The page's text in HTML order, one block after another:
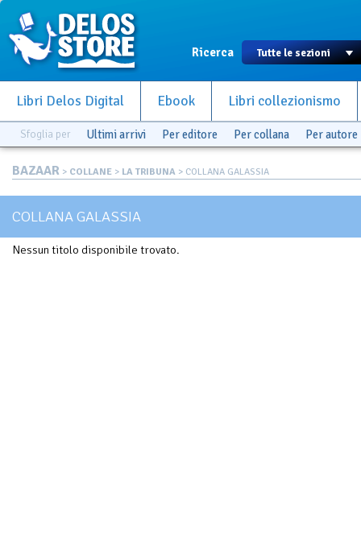
Ricerca
Libri Delos Digital Ebook Libri collezionismo
Sfoglia per Ultimi arrivi Per editore Per collana Per autore
BAZAAR > COLLANE > LA TRIBUNA > COLLANA GALASSIA
COLLANA GALASSIA
Nessun titolo disponibile trovato.